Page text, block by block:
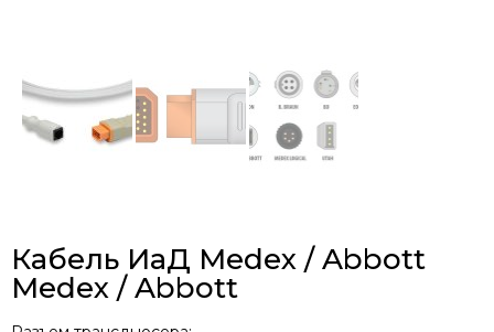
Кабель ИаД Medex / Abbott
Medex / Abbott